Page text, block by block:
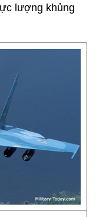
lượng khủng